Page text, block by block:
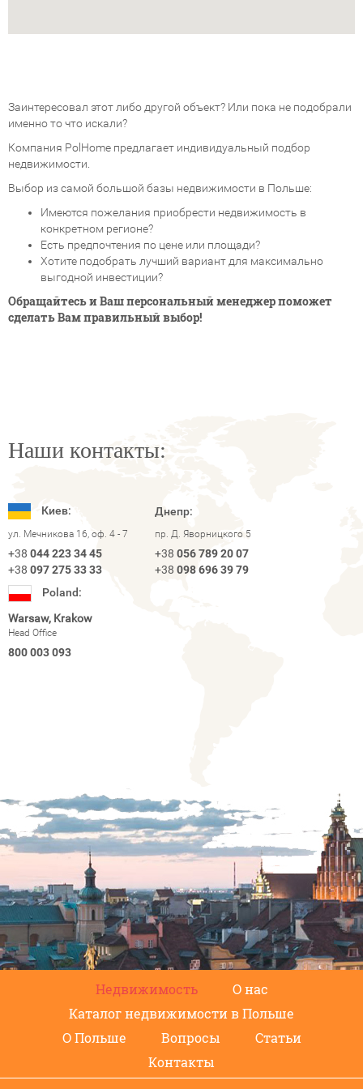
Заинтересовал этот либо другой объект? Или пока не подобрали
именно то что искали?
Компания PolHome предлагает индивидуальный подбор
недвижимости.
Выбор из самой большой базы недвижимости в Польше:
Имеются пожелания приобрести недвижимость в
конкретном регионе?
Есть предпочтения по цене или площади?
Хотите подобрать лучший вариант для максимально
выгодной инвестиции?
Обращайтесь и Ваш персональный менеджер поможет
сделать Вам правильный выбор!
Наши контакты:
Киев:
ул. Мечникова 16, оф. 4 - 7
+38 044 223 34 45
+38 097 275 33 33
Днепр:
пр. Д. Яворницкого 5
+38 056 789 20 07
+38 098 696 39 79
Poland:
Warsaw, Krakow
Head Office
800 003 093
Недвижимость
О нас
Каталог недвижимости в Польше
О Польше
Вопросы
Статьи
Контакты